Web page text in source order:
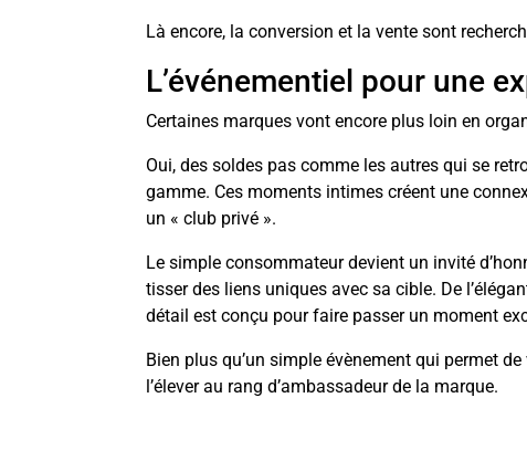
Là encore, la conversion et la vente sont
L’événementiel pour une
Certaines marques vont encore plus loin en
Oui, des soldes pas comme les autres qui se
gamme. Ces moments intimes créent une
un « club privé ».
Le simple consommateur devient un invité
tisser des liens uniques avec sa cible. De
détail est conçu pour faire passer un moment
Bien plus qu’un simple évènement qui permet
l’élever au rang d’ambassadeur de la marque.